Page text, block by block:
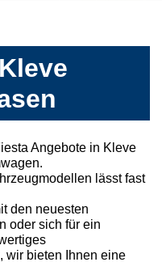
Angebote in Kleve
lässt fast
den neuesten
oder sich für ein
wir bieten Ihnen eine